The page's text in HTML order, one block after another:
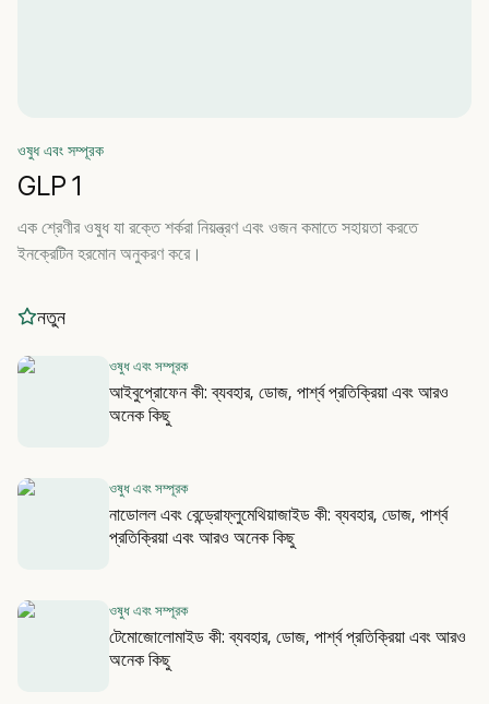
ওষুধ এবং সম্পূরক
GLP 1
এক শ্রেণীর ওষুধ যা রক্তে শর্করা নিয়ন্ত্রণ এবং ওজন কমাতে সহায়তা করতে
ইনক্রেটিন হরমোন অনুকরণ করে।
নতুন
ওষুধ এবং সম্পূরক
আইবুপ্রোফেন কী: ব্যবহার, ডোজ, পার্শ্ব প্রতিক্রিয়া এবং আরও
অনেক কিছু
ওষুধ এবং সম্পূরক
নাডোলল এবং বেন্ড্রোফ্লুমেথিয়াজাইড কী: ব্যবহার, ডোজ, পার্শ্ব
প্রতিক্রিয়া এবং আরও অনেক কিছু
ওষুধ এবং সম্পূরক
টেমোজোলোমাইড কী: ব্যবহার, ডোজ, পার্শ্ব প্রতিক্রিয়া এবং আরও
অনেক কিছু